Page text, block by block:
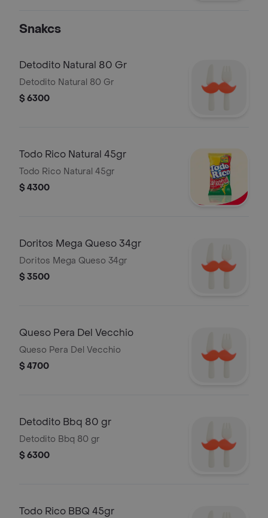
Snakcs
Detodito Natural 80 Gr
Detodito Natural 80 Gr
$ 6300
Todo Rico Natural 45gr
Todo Rico Natural 45gr
$ 4300
Doritos Mega Queso 34gr
Doritos Mega Queso 34gr
$ 3500
Queso Pera Del Vecchio
Queso Pera Del Vecchio
$ 4700
Detodito Bbq 80 gr
Detodito Bbq 80 gr
$ 6300
Todo Rico BBQ 45gr